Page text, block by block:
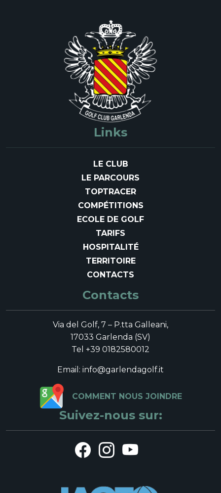
Links
LE CLUB
LE PARCOURS
TOPTRACER
COMPÉTITIONS
ECOLE DE GOLF
TARIFS
HOSPITALITÉ
TERRITOIRE
CONTACTS
Contacts
Via del Golf, 7 – P.tta Galleani,
17033 Garlenda (SV)
Tel +39 0182580012
Email: info@garlendagolf.it
COMMENT NOUS JOINDRE
Suivez-nous sur: